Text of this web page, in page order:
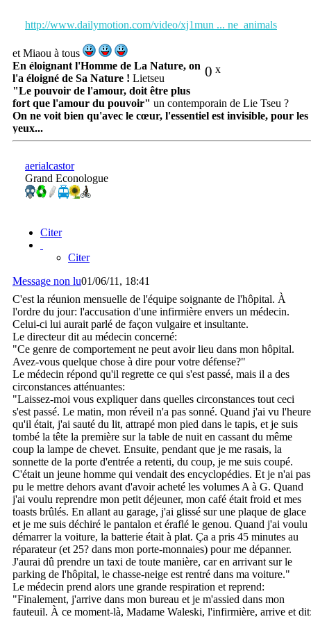
http://www.dailymotion.com/video/xj1mun ... ne_animals
et Miaou à tous
0 x
En éloignant l'Homme de La Nature, on
l'a éloigné de Sa Nature ! Lietseu
"Le pouvoir de l'amour, doit être plus
fort que l'amour du pouvoir" un contemporain de Lie Tseu ?
On ne voit bien qu'avec le cœur, l'essentiel est invisible, pour les
yeux...
aerialcastor
Grand Econologue
Citer
Citer
Message non lu01/06/11, 18:41
C'est la réunion mensuelle de l'équipe soignante de l'hôpital. À
l'ordre du jour: l'accusation d'une infirmière envers un médecin.
Celui-ci lui aurait parlé de façon vulgaire et insultante.
Le directeur dit au médecin concerné:
"Ce genre de comportement ne peut avoir lieu dans mon hôpital.
Avez-vous quelque chose à dire pour votre défense?"
Le médecin répond qu'il regrette ce qui s'est passé, mais il a des
circonstances atténuantes:
"Laissez-moi vous expliquer dans quelles circonstances tout ceci
s'est passé. Le matin, mon réveil n'a pas sonné. Quand j'ai vu l'heure
qu'il était, j'ai sauté du lit, attrapé mon pied dans le tapis, et je suis
tombé la tête la première sur la table de nuit en cassant du même
coup la lampe de chevet. Ensuite, pendant que je me rasais, la
sonnette de la porte d'entrée a retenti, du coup, je me suis coupé.
C'était un jeune homme qui vendait des encyclopédies. Et je n'ai pas
pu le mettre dehors avant d'avoir acheté les volumes A à G. Quand
j'ai voulu reprendre mon petit déjeuner, mon café était froid et mes
toasts brûlés. En allant au garage, j'ai glissé sur une plaque de glace
et je me suis déchiré le pantalon et éraflé le genou. Quand j'ai voulu
démarrer la voiture, la batterie était à plat. Ça a pris 45 minutes au
réparateur (et 25? dans mon porte-monnaies) pour me dépanner.
J'aurai dû prendre un taxi de toute manière, car en arrivant sur le
parking de l'hôpital, le chasse-neige est rentré dans ma voiture."
Le médecin prend alors une grande respiration et reprend:
"Finalement, j'arrive dans mon bureau et je m'assied dans mon
fauteuil. À ce moment-là, Madame Waleski, l'infirmière, arrive et